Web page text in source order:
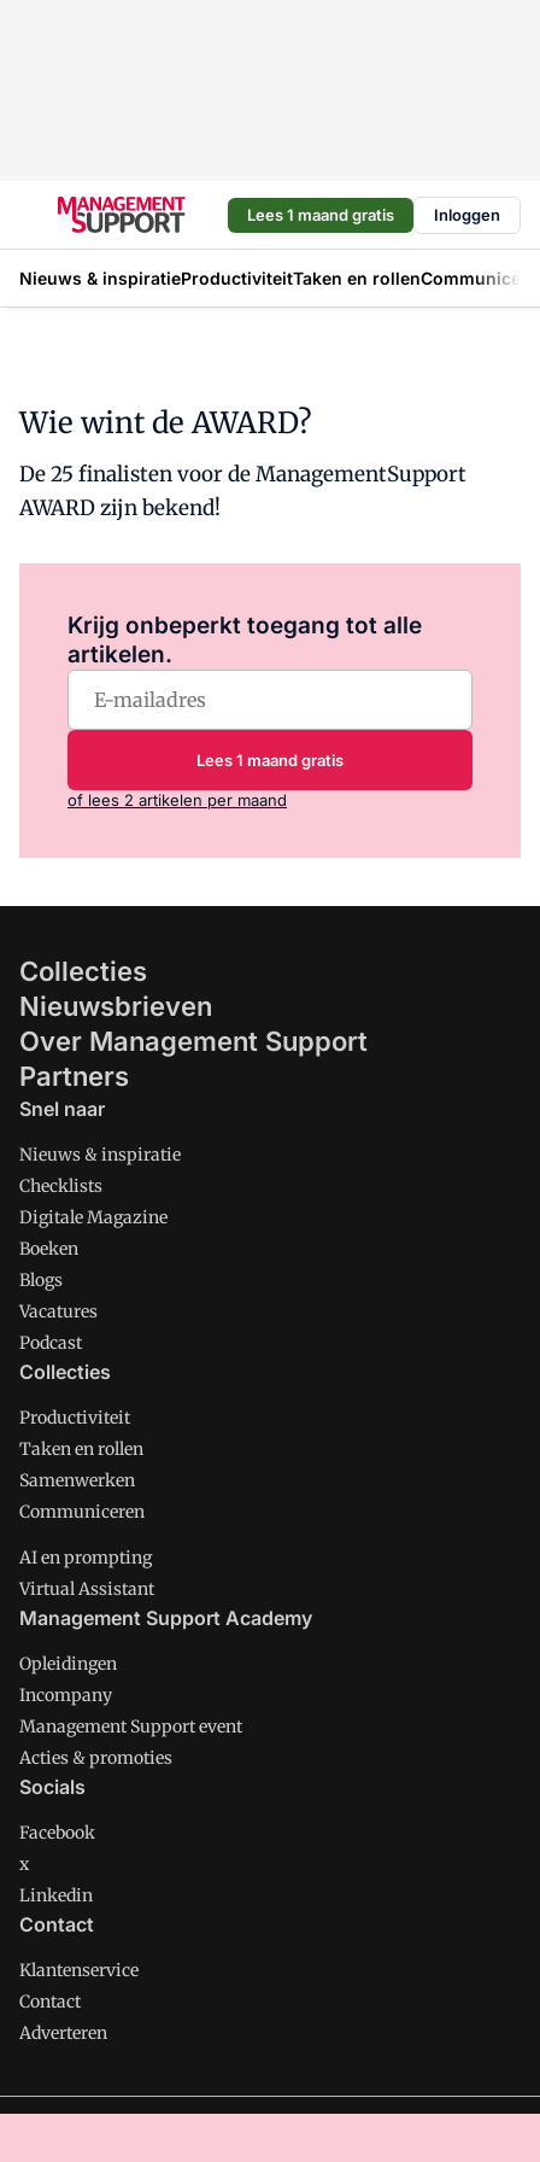
Lees 1 maand gratis Inloggen
Nieuws & inspiratieProductiviteitTaken en rollen
Wie wint de AWARD?
De 25 finalisten voor de ManagementSupport
AWARD zijn bekend!
Krijg onbeperkt toegang tot alle
artikelen.
Lees 1 maand gratis
of lees 2 artikelen per maand
Collecties
Nieuwsbrieven
Over Management Support
Partners
Snel naar
Nieuws & inspiratie
Checklists
Digitale Magazine
Boeken
Blogs
Vacatures
Podcast
Collecties
Productiviteit
Taken en rollen
Samenwerken
Communiceren
AI en prompting
Virtual Assistant
Management Support Academy
Opleidingen
Incompany
Management Support event
Acties & promoties
Socials
Facebook
x
Linkedin
Contact
Klantenservice
Contact
Adverteren